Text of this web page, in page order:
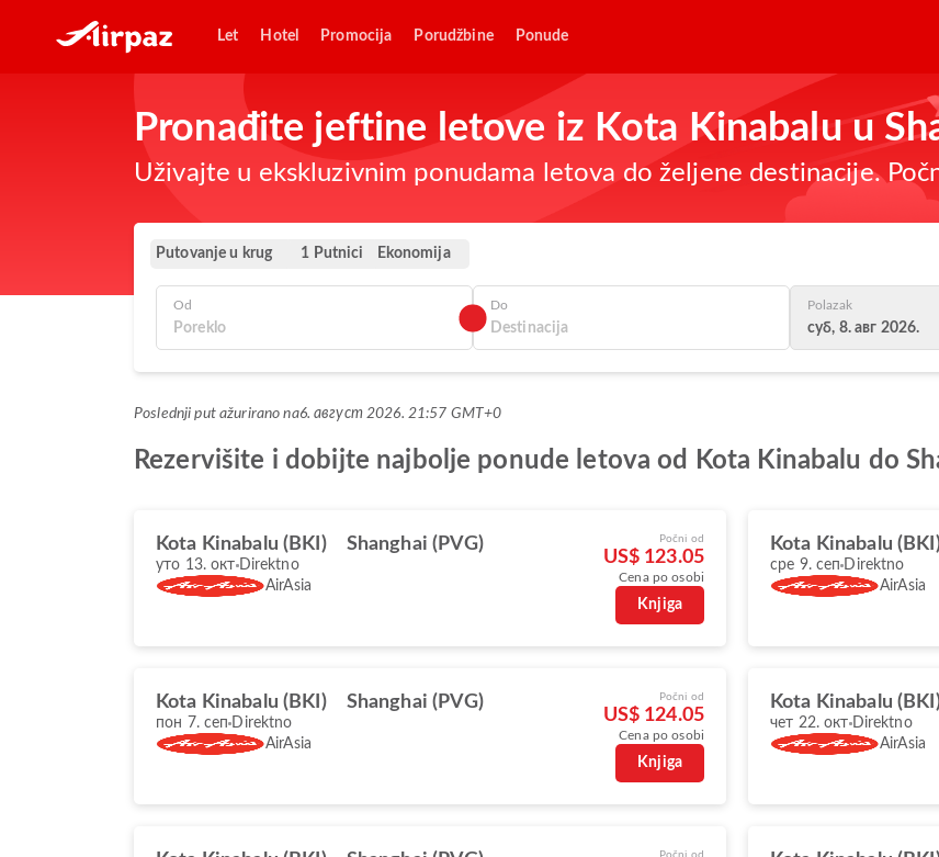
Let Hotel Promocija Porudžbine Ponude
Pronađite jeftine letove iz Kota Kinabalu u
Uživajte u ekskluzivnim ponudama letova do željene destinacije.
Putovanje u krug 1 Putnici Ekonomija
Od Do Polazak
суб, 8. авг 2026.
Poslednji put ažurirano na6. август 2026. 21:57 GMT+0
Rezervišite i dobijte najbolje ponude letova od Kota Kinabalu do
Kota Kinabalu (BKI) Shanghai (PVG)
уто 13. окт Direktno
AirAsia
Počni od
US$ 123.05
Cena po osobi
Knjiga
Kota Kinabalu
сре 9. сеп Direktno
AirAsia
Kota Kinabalu (BKI) Shanghai (PVG)
пон 7. сеп Direktno
AirAsia
Počni od
US$ 124.05
Cena po osobi
Knjiga
Kota Kinabalu
чет 22. окт Direktno
AirAsia